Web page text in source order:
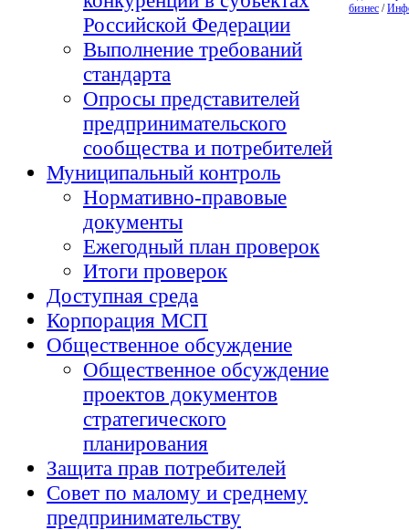
Российской Федерации
Выполнение требований
стандарта
Опросы представителей
предпринимательского
сообщества и потребителей
Муниципальный контроль
Нормативно-правовые
документы
Ежегодный план проверок
Итоги проверок
Доступная среда
Корпорация МСП
Общественное обсуждение
Общественное обсуждение
проектов документов
стратегического
планирования
Защита прав потребителей
Совет по малому и среднему
предпринимательству
бизнес /